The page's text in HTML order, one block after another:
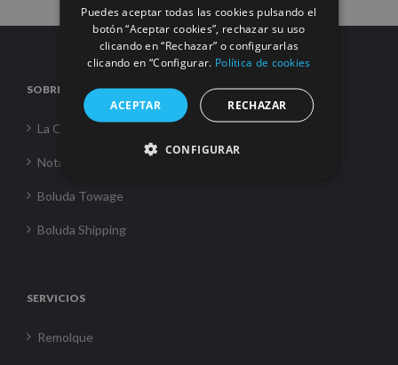
SOBRE NOSOTROS
La Corporación
Noticias
Boluda Towage
Boluda Shipping
SERVICIOS
Remolque
Puedes aceptar todas las cookies pulsando el
botón “Aceptar cookies”, rechazar su uso
clicando en “Rechazar” o configurarlas
clicando en “Configurar. Política de cookies
ACEPTAR RECHAZAR
CONFIGURAR